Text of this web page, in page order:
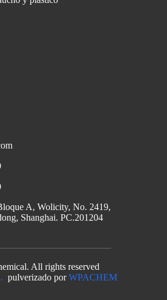
A, Wolicity, No. 2419,
Shanghai. PC.201204
All rights reserved
pulverizado porWPACHEM